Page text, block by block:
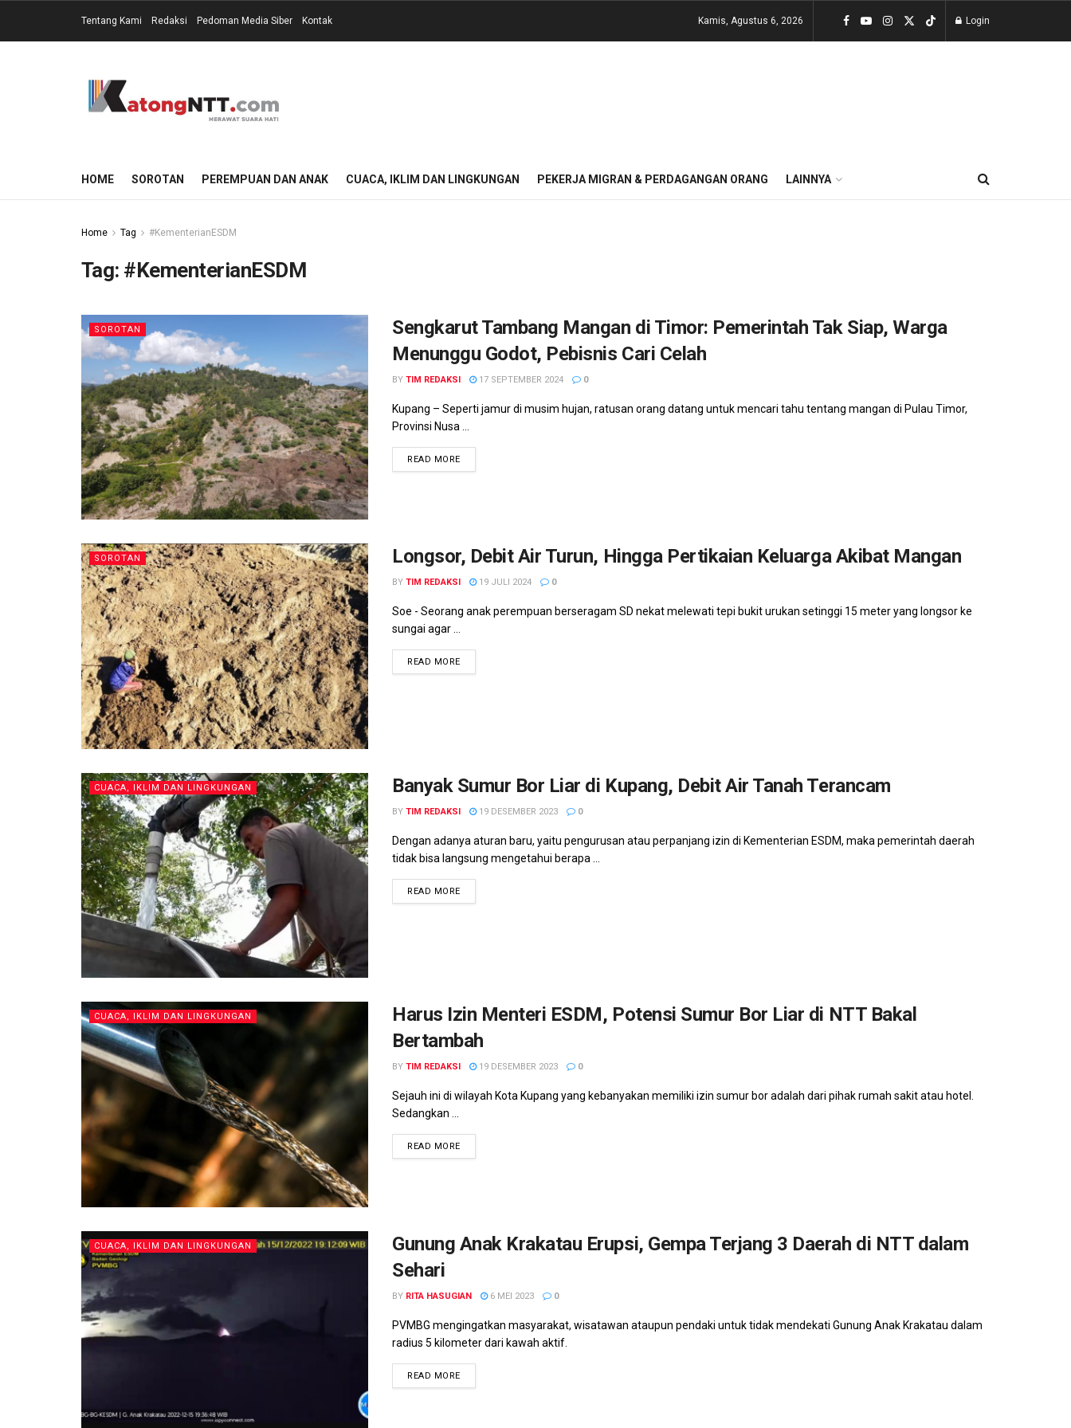
Tentang Kami Redaksi Pedoman Media Siber Kontak Kamis, Agustus 6, 2026 Login
HOME SOROTAN PEREMPUAN DAN ANAK CUACA, IKLIM DAN LINGKUNGAN PEKERJA MIGRAN & PERDAGANGAN ORANG LAINNYA
Home Tag #KementerianESDM
Tag: #KementerianESDM
SOROTAN
Sengkarut Tambang Mangan di Timor: Pemerintah Tak Siap, Warga
Menunggu Godot, Pebisnis Cari Celah
BY TIM REDAKSI 17 SEPTEMBER 2024 0
Kupang – Seperti jamur di musim hujan, ratusan orang datang untuk mencari tahu tentang mangan di Pulau Timor,
Provinsi Nusa ...
READ MORE
SOROTAN Longsor, Debit Air Turun, Hingga Pertikaian Keluarga Akibat Mangan
BY TIM REDAKSI 19 JULI 2024 0
Soe - Seorang anak perempuan berseragam SD nekat melewati tepi bukit urukan setinggi 15 meter yang longsor ke
sungai agar ...
READ MORE
CUACA, IKLIM DAN LINGKUNGAN Banyak Sumur Bor Liar di Kupang, Debit Air Tanah Terancam
BY TIM REDAKSI 19 DESEMBER 2023 0
Dengan adanya aturan baru, yaitu pengurusan atau perpanjang izin di Kementerian ESDM, maka pemerintah daerah
tidak bisa langsung mengetahui berapa ...
READ MORE
CUACA, IKLIM DAN LINGKUNGAN
Harus Izin Menteri ESDM, Potensi Sumur Bor Liar di NTT Bakal
Bertambah
BY TIM REDAKSI 19 DESEMBER 2023 0
Sejauh ini di wilayah Kota Kupang yang kebanyakan memiliki izin sumur bor adalah dari pihak rumah sakit atau hotel.
Sedangkan ...
READ MORE
CUACA, IKLIM DAN LINGKUNGAN
Gunung Anak Krakatau Erupsi, Gempa Terjang 3 Daerah di NTT dalam
Sehari
BY RITA HASUGIAN 6 MEI 2023 0
PVMBG mengingatkan masyarakat, wisatawan ataupun pendaki untuk tidak mendekati Gunung Anak Krakatau dalam
radius 5 kilometer dari kawah aktif.
READ MORE